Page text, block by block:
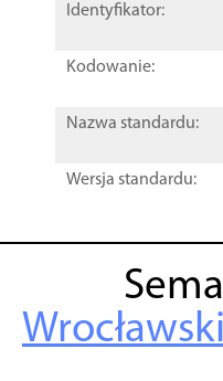
Identyfikator:
Kodowanie:
Nazwa standardu:
Wersja standardu: